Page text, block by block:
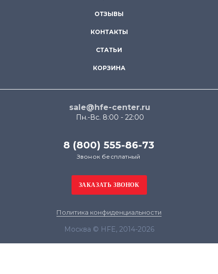
ОТЗЫВЫ
КОНТАКТЫ
СТАТЬИ
КОРЗИНА
sale@hfe-center.ru
Пн.-Вс. 8:00 - 22:00
8 (800) 555-86-73
Звонок бесплатный
Политика конфиденциальности
Москва © HFE, 2014-2026